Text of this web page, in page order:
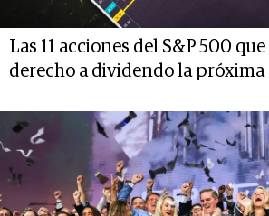
Las 11 acciones del S&P 500
derecho a dividendo la próxima